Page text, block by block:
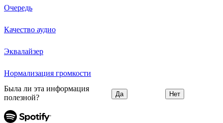
Очередь
Качество аудио
Эквалайзер
Нормализация громкости
Была ли эта информация
полезной?
Да Нет